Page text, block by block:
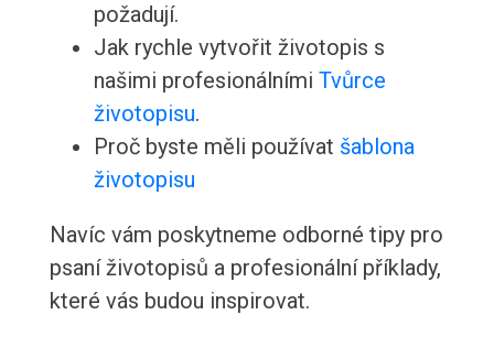
požadují.
Jak rychle vytvořit životopis s
našimi profesionálními Tvůrce
životopisu.
Proč byste měli používat šablona
životopisu
Navíc vám poskytneme odborné tipy pro
psaní životopisů a profesionální příklady,
které vás budou inspirovat.